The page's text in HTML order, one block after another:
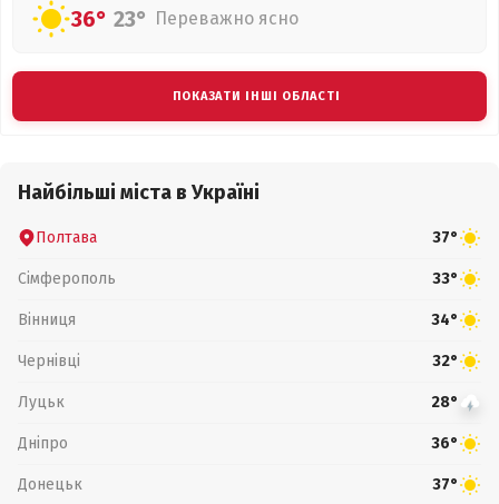
36° 23° Переважно ясно
ПОКАЗАТИ ІНШІ ОБЛАСТІ
Найбільші міста в Україні
Полтава 37°
Сімферополь 33°
Вінниця 34°
Чернівці 32°
Луцьк 28°
Дніпро 36°
Донецьк 37°